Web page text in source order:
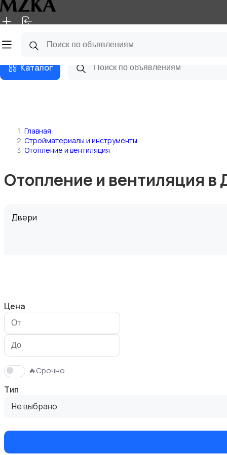
Главная Магазины
Каталог
Главная
Стройматериалы и инструменты
Отопление и вентиляция
Отопление и вентиляция в
Двери
Окна
Цена
🔥Срочно
Тип
Не выбрано